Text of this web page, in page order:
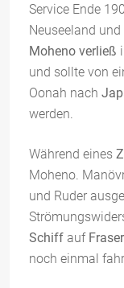
Service Ende
Neuseeland
Moheno verließ
und sollte von
Oonah nach
werden.
Während eines
Moheno.
und Ruder
Schiff auf
noch einmal